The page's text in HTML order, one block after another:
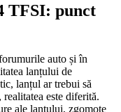
TFSI: punct
auto și în
lanțului de
lanțul ar trebui să
este diferită.
ale lanțului, zgomote